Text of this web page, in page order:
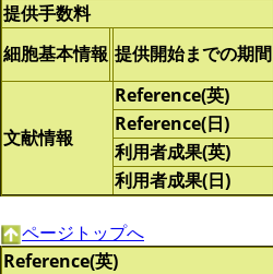
提供手数料
細胞基本情報 提供開始までの期間
文献情報
Reference(英)
Reference(日)
利用者成果(英)
利用者成果(日)
ページトップへ
Reference(英)